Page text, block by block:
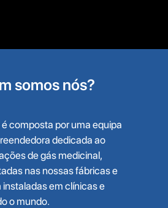
somos nós?
composta por uma equipa
dedicada ao
de gás medicinal,
nas nossas fábricas e
instaladas em clínicas e
o mundo.